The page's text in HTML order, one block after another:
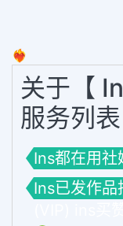
❤️‍🔥
关于【
服务列表
Ins都在用社
Ins已发作品